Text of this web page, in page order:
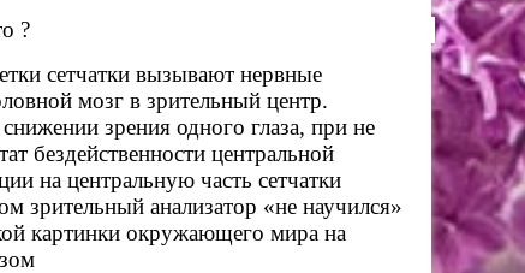
?
сетчатки вызывают нервные
мозг в зрительный центр.
зрения одного глаза, при не
бездейственности центральной
на центральную часть сетчатки
зрительный анализатор «не научился»
картинки окружающего мира на